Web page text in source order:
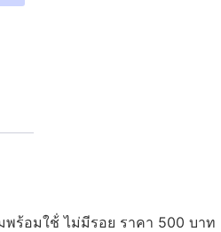
ร้อมใช้่ ไม่มีรอย ราคา 500 บาท